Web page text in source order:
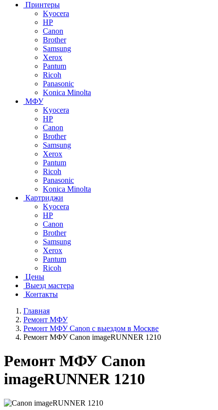
Принтеры
Kyocera
HP
Canon
Brother
Samsung
Xerox
Pantum
Ricoh
Panasonic
Konica Minolta
МФУ
Kyocera
HP
Canon
Brother
Samsung
Xerox
Pantum
Ricoh
Panasonic
Konica Minolta
Картриджи
Kyocera
HP
Canon
Brother
Samsung
Xerox
Pantum
Ricoh
Цены
Выезд мастера
Контакты
Главная
Ремонт МФУ
Ремонт МФУ Canon с выездом в Москве
Ремонт МФУ Canon imageRUNNER 1210
Ремонт МФУ Canon
imageRUNNER 1210